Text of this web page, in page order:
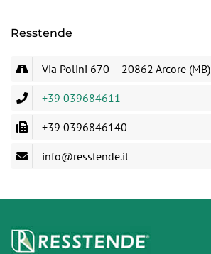
Resstende
Via Polini 670 – 20862 Arcore (MB)
+39 039684611
+39 0396846140
info@resstende.it